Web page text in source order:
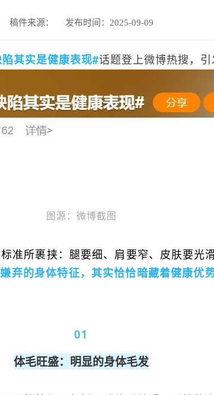
稿件来源： 发布时间： 2025-09-09
其实是健康表现#话题登上微博热搜，引
图源：微博截图
准所裹挟：腿要细、肩要窄、皮肤要
弃的身体特征，其实恰恰暗藏着健康优
01
体毛旺盛：明显的身体毛发